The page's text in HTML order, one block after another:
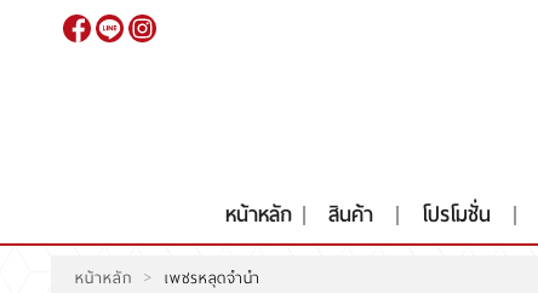
หน้าหลัก สินค้า โปรโมชั่น
หน้าหลัก > เพชรหลุดจำนำ